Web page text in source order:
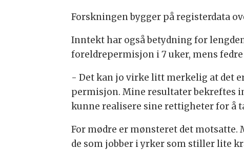
Forskningen bygger på registerdata
Inntekt har også betydning for
foreldrepermisjon i 7 uker, mens
- Det kan jo virke litt merkelig at det
permisjon. Mine resultater bekreftes
kunne realisere sine rettigheter for å
For mødre er mønsteret det
de som jobber i yrker som stiller lite